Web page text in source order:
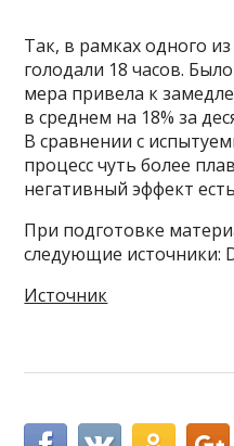
Так, в рамках одного
голодали 18 часов.
мера привела к
в среднем на 18% за
В сравнении с
процесс чуть более
негативный эффект
При подготовке
следующие источники:
Источник